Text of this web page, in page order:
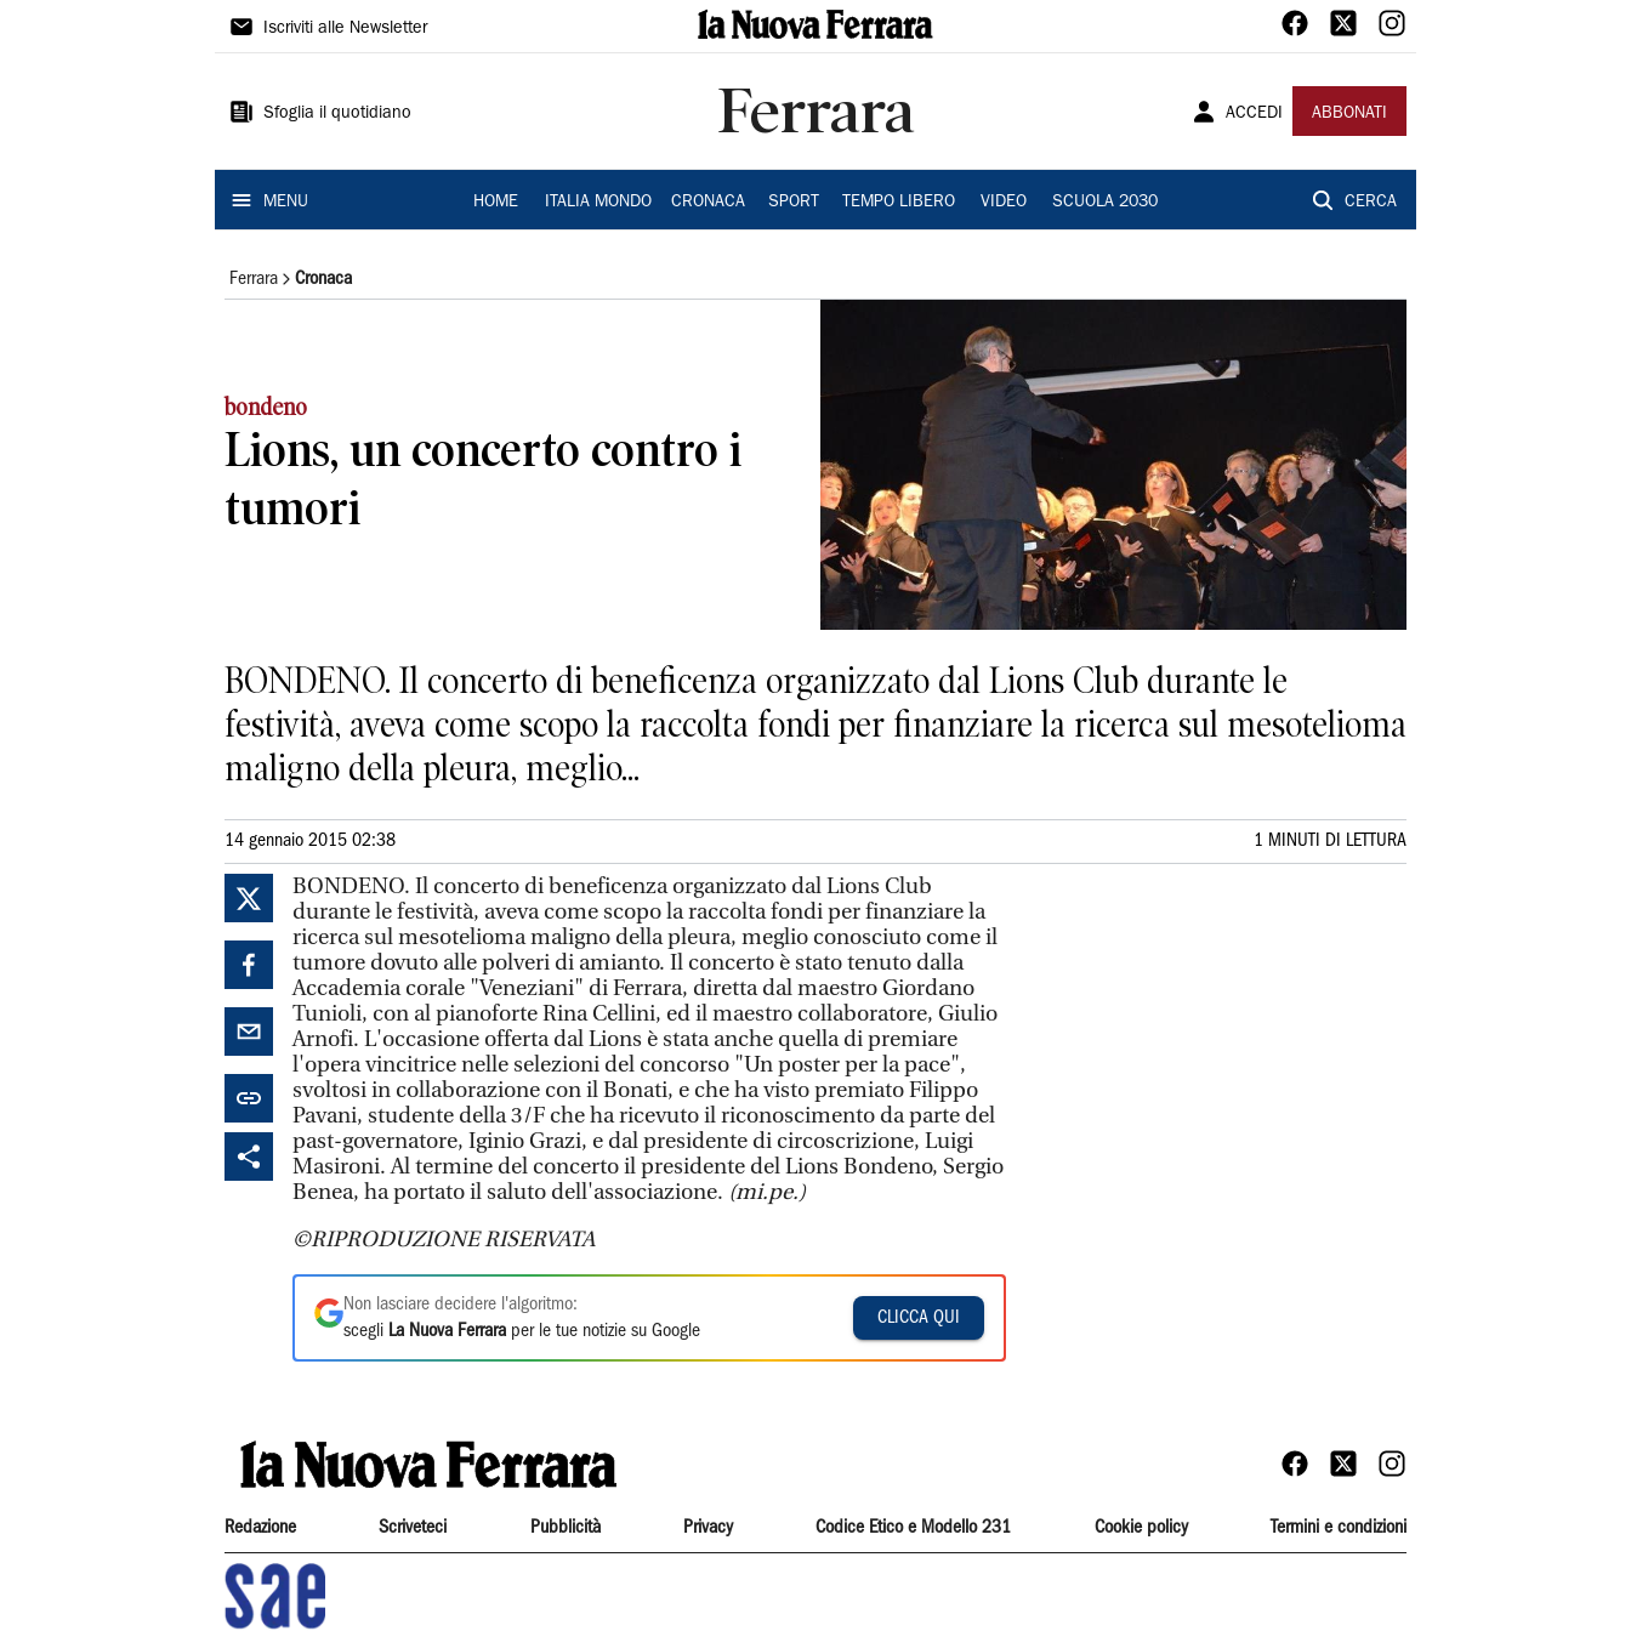
La
Ferrara
Iscriviti alle Newsletter
Sfoglia il quotidiano Ferrara ACCEDI ABBONATI
MENU HOME ITALIA MONDO CRONACA SPORT TEMPO LIBERO VIDEO SCUOLA 2030 CERCA
Ferrara Cronaca
bondeno
Lions, un concerto contro i
tumori
BONDENO. Il concerto di beneficenza organizzato dal Lions Club durante le
festività, aveva come scopo la raccolta fondi per finanziare la ricerca sul mesotelioma
maligno della pleura, meglio...
14 gennaio 2015 02:38 1 MINUTI DI LETTURA
BONDENO. Il concerto di beneficenza organizzato dal Lions Club
durante le festività, aveva come scopo la raccolta fondi per finanziare la
ricerca sul mesotelioma maligno della pleura, meglio conosciuto come il
tumore dovuto alle polveri di amianto. Il concerto è stato tenuto dalla
Accademia corale "Veneziani" di Ferrara, diretta dal maestro Giordano
Tunioli, con al pianoforte Rina Cellini, ed il maestro collaboratore, Giulio
Arnofi. L'occasione offerta dal Lions è stata anche quella di premiare
l'opera vincitrice nelle selezioni del concorso "Un poster per la pace",
svoltosi in collaborazione con il Bonati, e che ha visto premiato Filippo
Pavani, studente della 3/F che ha ricevuto il riconoscimento da parte del
past-governatore, Iginio Grazi, e dal presidente di circoscrizione, Luigi
Masironi. Al termine del concerto il presidente del Lions Bondeno, Sergio
Benea, ha portato il saluto dell'associazione. (mi.pe.)
©RIPRODUZIONE RISERVATA
Non lasciare decidere l'algoritmo:
scegli La Nuova Ferrara per le tue notizie su Google
CLICCA QUI
Redazione Scriveteci Pubblicità Privacy Codice Etico e Modello 231 Cookie policy Termini e condizioni